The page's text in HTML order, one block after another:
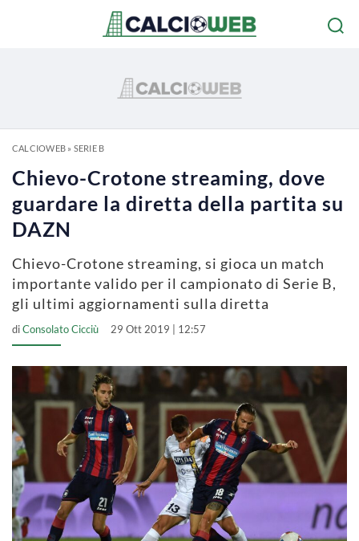
CALCIOWEB» SERIE B
Chievo-Crotone streaming, dove
guardare la diretta della partita su
DAZN
Chievo-Crotone streaming, si gioca un match
importante valido per il campionato di Serie B,
gli ultimi aggiornamenti sulla diretta
diConsolato Cicciù 29 Ott 2019 | 12:57